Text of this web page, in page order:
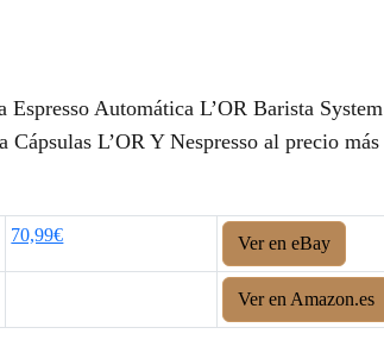
Espresso Automática L’OR Barista System
L’OR Y Nespresso al precio más
70,99€ Ver en eBay
Ver en Amazon.es